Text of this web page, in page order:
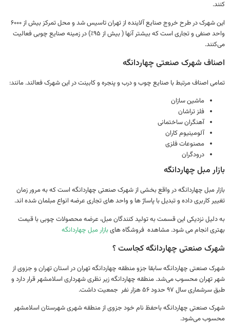
این شهرک در طرح خروج صنایع آلاینده از تهران تاسیس شد و محل تمرکز بیش از ۶۰۰۰
واحد صنفی و تجاری است که بیشتر آنها ( بیش از ۹۵٪) در زمینه صنایع چوبی فعالیت
شهرک صنعتی چهاردانگه
اصناف مرتبط با صنایع چوب و درب و پنجره و کابینت در این شهرک فعالند. مانند:
ماشین سازان
فلز تراشان
آهنگران ساختمانی
آلومینیوم کاران
مصنوعات فلزی
درودگران
مبل چهاردانگه
مبل چهاردانگه در واقع بخشی از شهرک صنعتی چهاردانگه است که به مرور زمان
کاربری داده و تبدیل با پاساژ ها و واحد های تجاری عرضه انواع مبلمان شده اند.
نزدیکی این قسمت به تولید کنندگان مبل، عرضه محصولات چوبی با قیمت
انجام می شود. مشاهده فروشگاه هایبازار مبل چهاردانگه
صنعتی چهاردانگه کجاست ؟
صنعتی چهاردانگه سابقا جزو منطقه چهاردانگه تهران در استان تهران و جزوی از
محسوب می‌شد. منطقه چهاردانگه زیر نظری شهرداری اسلامشهر قرار دارد و
سال ۹۷ حدود ۵۶ هزار نفر جمعیت داشت.
صنعتی چهاردانگه باحفظ نام خود جزوی از منطقه شهری شهرستان اسلامشهر
می‌شود.